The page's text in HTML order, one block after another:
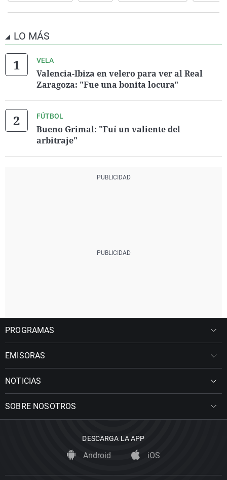
LO MÁS
VELA
Valencia-Ibiza en velero para ver al Real
Zaragoza: "Fue una bonita locura"
FÚTBOL
Bueno Grimal: "Fuí un valiente del
arbitraje"
PROGRAMAS
EMISORAS
NOTICIAS
SOBRE NOSOTROS
DESCARGA LA APP
Android iOS